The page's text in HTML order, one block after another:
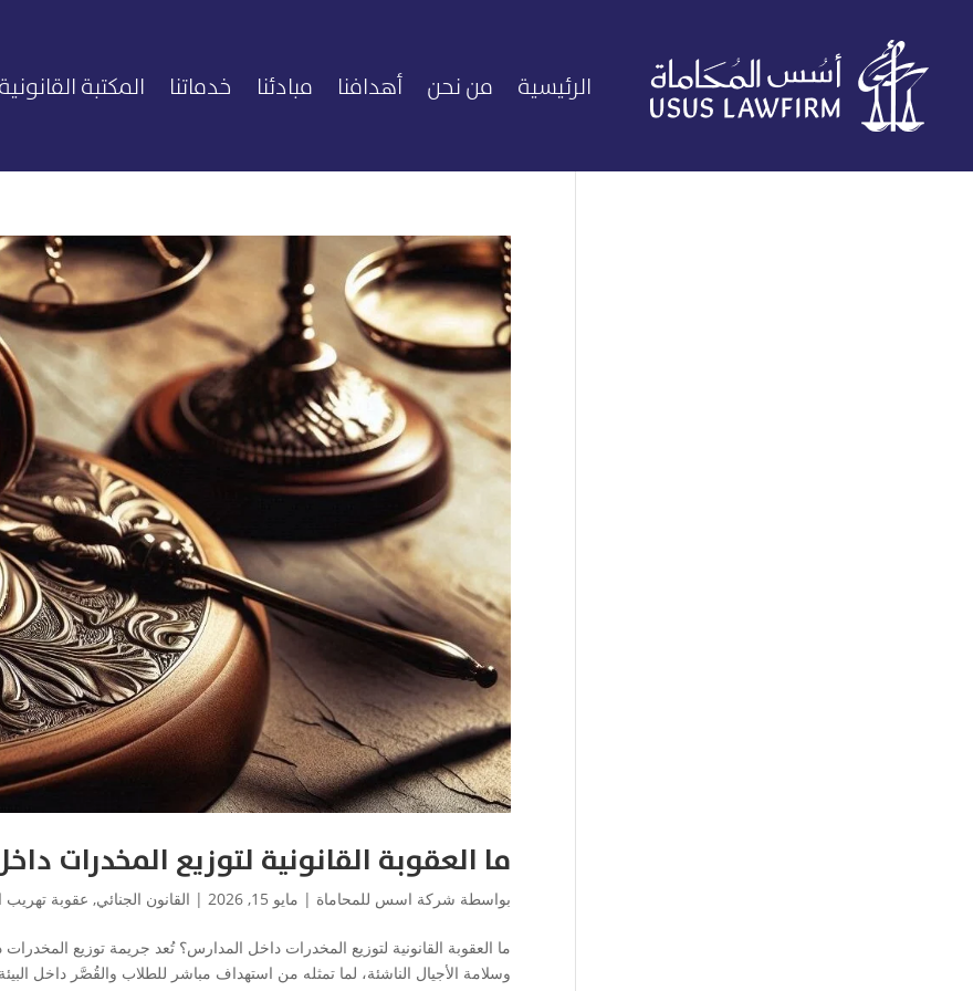
الرئيسية من نحن أهدافنا مبادئنا خدماتنا المكتبة القانونية
ما العقوبة القانونية لتوزيع المخدرات
بواسطة شركة اسس للمحاماة | مايو 15, 2026 | القانون الجنائي, عقوبة تهريب
ما العقوبة القانونية لتوزيع المخدرات داخل المدارس؟ تُعد جريمة توزيع
وسلامة الأجيال الناشئة، لما تمثله من استهداف مباشر للطلاب والقُصَّر داخل